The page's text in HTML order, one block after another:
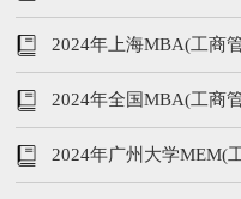
等汇总
2024年上海MBA(工商
等汇总
2024年全国MBA(工商
等汇总
2024年广州大学MEM(